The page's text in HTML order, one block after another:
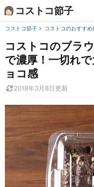
Skip
to
content
コストコ節子
コストコ節子 コストコのおすすめ
コストコのブラ
で濃厚！一切れ
ョコ感
2018年3月8日更新